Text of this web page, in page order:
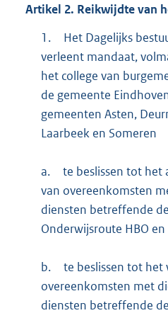
Artikel 2. Reikwijdte van
1.
Het Dagelijks
verleent mandaat,
het college van
de gemeente
gemeenten Asten,
Laarbeek en Someren
a.
te beslissen tot het
van overeenkomsten
diensten betreffende
Onderwijsroute HBO
b.
te beslissen tot het
overeenkomsten met
diensten betreffende